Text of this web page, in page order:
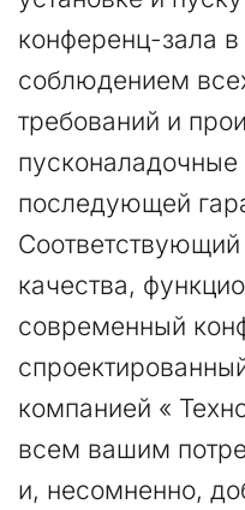
конференц-зала
соблюдением
требований и
пусконаладочные
последующей
качества,
современный
компанией «
всем вашим
и, несомненно,